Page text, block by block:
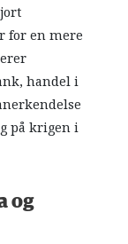
for en mere
handel i
på krigen i
og